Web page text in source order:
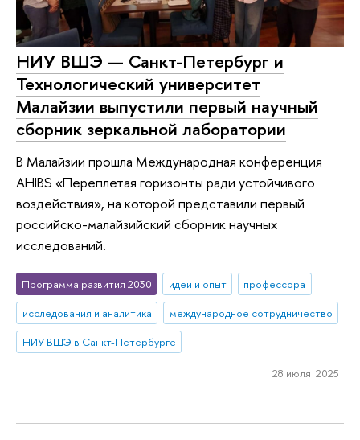
НИУ ВШЭ — Санкт-Петербург и
Технологический университет
Малайзии выпустили первый научный
сборник зеркальной лаборатории
В Малайзии прошла Международная конференция
AHIBS «Переплетая горизонты ради устойчивого
воздействия», на которой представили первый
российско-малайзийский сборник научных
исследований.
Программа развития 2030 идеи и опыт
профессора
исследования и аналитика
международное сотрудничество
НИУ ВШЭ в Санкт-Петербурге
28 июля 2025